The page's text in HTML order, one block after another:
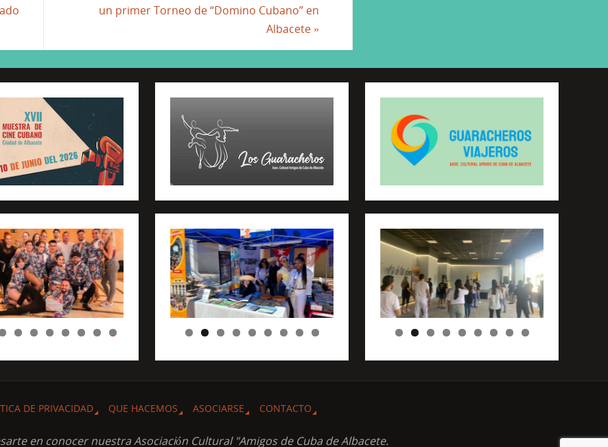
un primer Torneo de “Domino Cubano” en
Albacete »
0
DE PRIVACIDAD QUE HACEMOS ASOCIARSE CONTACTO
en conocer nuestra Asociación Cultural "Amigos de Cuba de Albacete.